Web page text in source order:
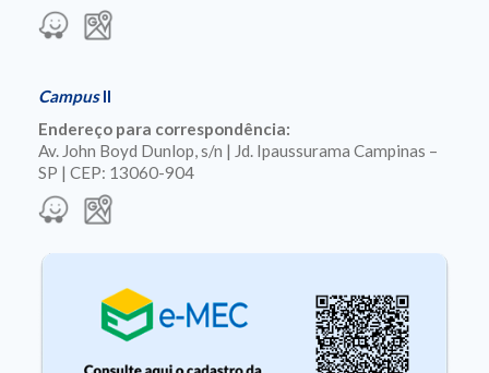
CampusII
Endereço para correspondência:
Av. John Boyd Dunlop, s/n | Jd. Ipaussurama Campinas –
SP | CEP: 13060-904